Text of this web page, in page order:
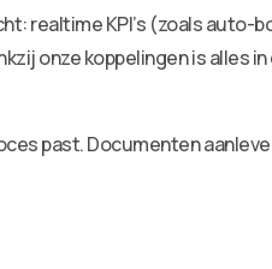
realtime KPI’s (zoals auto-
onze koppelingen is alles
past. Documenten